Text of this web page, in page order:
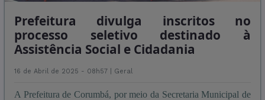
Prefeitura divulga inscritos no
processo seletivo destinado à
Assistência Social e Cidadania
16 de Abril de 2025 - 08h57 | Geral
A Prefeitura de Corumbá, por meio da Secretaria Municipal de